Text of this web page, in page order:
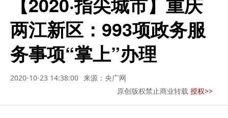
两江新区：993项政务服
务事项“掌上”办理
2020-10-23 14:38:00 来源：央广网
原创版权禁止商业转载 授权>>